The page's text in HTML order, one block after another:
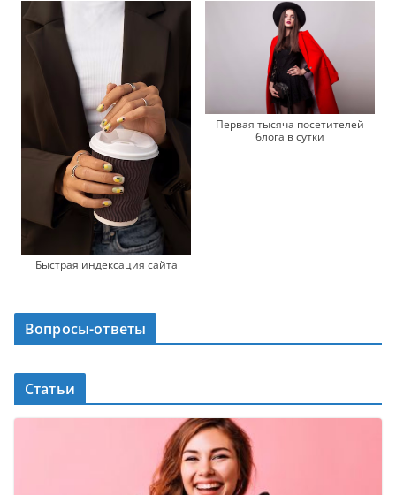
Быстрая индексация сайта
Первая тысяча посетителей
блога в сутки
Вопросы-ответы
Статьи